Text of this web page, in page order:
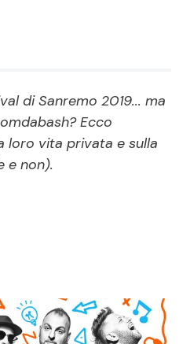
Reality e Talent
Soap Opera
di Sanremo 2019... ma
Ecco
loro vita privata e sulla
e non).